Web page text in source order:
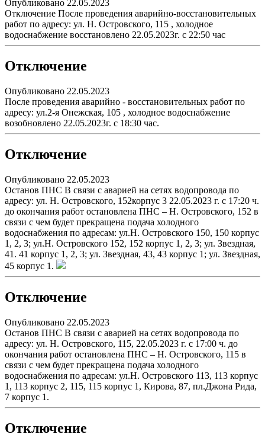
Опубликовано 22.05.2023
Отключение После проведения аварийно-восстановительных
работ по адресу: ул. Н. Островского, 115 , холодное
водоснабжение восстановлено 22.05.2023г. с 22:50 час
Отключение
Опубликовано 22.05.2023
После проведения аварийно - восстановительных работ по
адресу: ул.2-я Онежская, 105 , холодное водоснабжение
возобновлено 22.05.2023г. с 18:30 час.
Отключение
Опубликовано 22.05.2023
Останов ПНС В связи с аварией на сетях водопровода по
адресу: ул. Н. Островского, 152корпус 3 22.05.2023 г. с 17:20 ч.
до окончания работ остановлена ПНС – Н. Островского, 152 в
связи с чем будет прекращена подача холодного
водоснабжения по адресам: ул.Н. Островского 150, 150 корпус
1, 2, 3; ул.Н. Островского 152, 152 корпус 1, 2, 3; ул. Звездная,
41. 41 корпус 1, 2, 3; ул. Звездная, 43, 43 корпус 1; ул. Звездная,
45 корпус 1.
Отключение
Опубликовано 22.05.2023
Останов ПНС В связи с аварией на сетях водопровода по
адресу: ул. Н. Островского, 115, 22.05.2023 г. с 17:00 ч. до
окончания работ остановлена ПНС – Н. Островского, 115 в
связи с чем будет прекращена подача холодного
водоснабжения по адресам: ул.Н. Островского 113, 113 корпус
1, 113 корпус 2, 115, 115 корпус 1, Кирова, 87, пл.Джона Рида,
7 корпус 1.
Отключение